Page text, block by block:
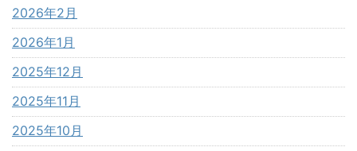
2026年2月
2026年1月
2025年12月
2025年11月
2025年10月